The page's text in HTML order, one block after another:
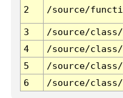
2 /source/
3 /source/
4
/source/
5
/source/
6
/source/